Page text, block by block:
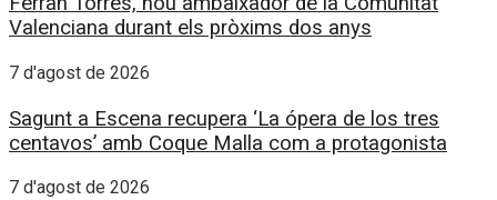
Valenciana durant els pròxims dos anys
7 d'agost de 2026
Sagunt a Escena recupera ‘La ópera de los tres
centavos’ amb Coque Malla com a protagonista
7 d'agost de 2026